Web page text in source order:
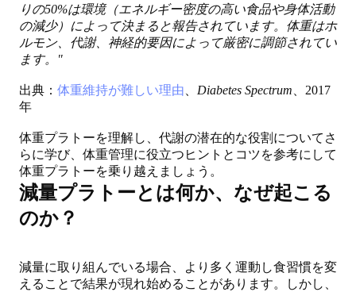
りの50%は環境（エネルギー密度の高い食品や身体活動
の減少）によって決まると報告されています。体重はホ
ルモン、代謝、神経的要因によって厳密に調節されてい
ます。"
出典： 体重維持が難しい理由 Diabetes Spectrum 、2017
年
体重プラトーを理解し 代謝の潜在的な役割 についてさ
らに学び、 体重管理に役立つヒントとコツを参考にして
体重プラトーを乗り越えましょう。
減量プラトーとは何か、なぜ起こる
のか？
減量に取り組んでいる場合、より多く運動し食習慣を変
えることで結果が現れ始めることがあります。しかし、